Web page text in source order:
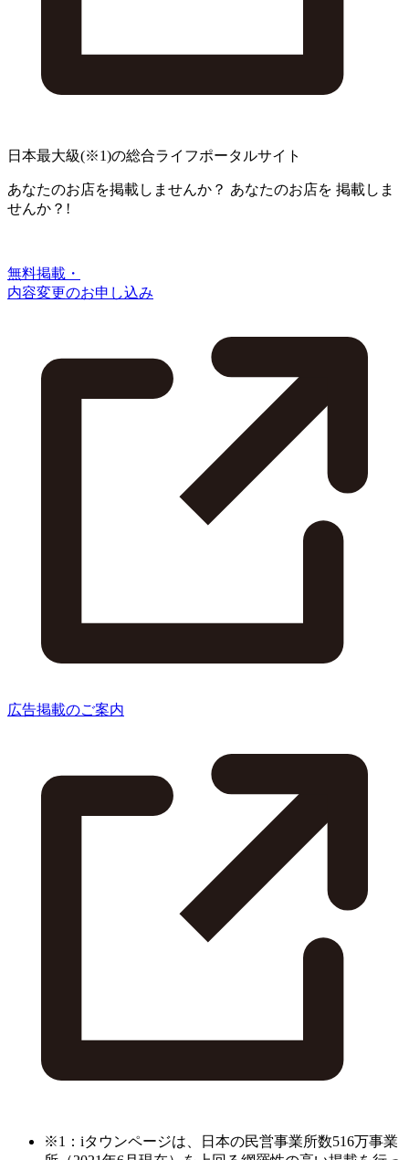
日本最大級(※1)の総合ライフポータルサイト
あなたのお店を掲載しませんか？ あなたのお店を 掲載しま
せんか？!
無料掲載・
内容変更のお申し込み
広告掲載のご案内
※1：iタウンページは、日本の民営事業所数516万事業